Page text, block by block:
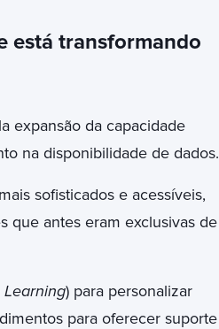
está transformando
expansão da capacidade
na disponibilidade de dados.
sofisticados e acessíveis,
que antes eram exclusivas de
) para personalizar
para oferecer suporte